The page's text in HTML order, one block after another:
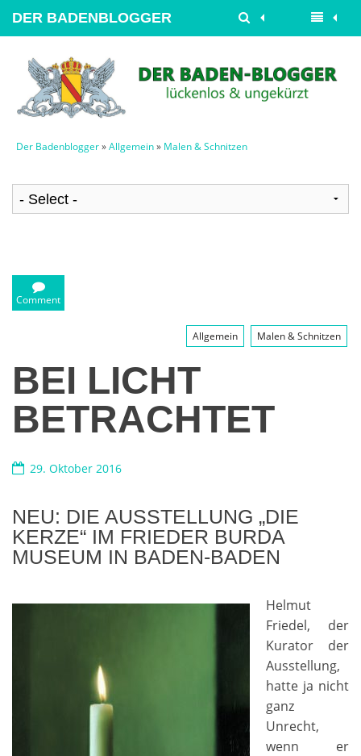
DER BADENBLOGGER
Der Badenblogger»Allgemein» Malen & Schnitzen
Comment
Allgemein Malen & Schnitzen
BEI LICHT
BETRACHTET
29. Oktober 2016
NEU: DIE AUSSTELLUNG „DIE
KERZE“ IM FRIEDER BURDA
MUSEUM IN BADEN-BADEN
Helmut
Friedel, der
Kurator der
Ausstellung,
hatte ja nicht
ganz
Unrecht,
wenn er